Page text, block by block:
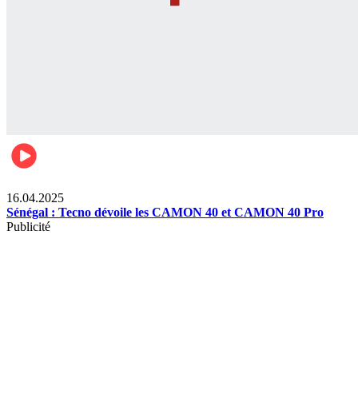
16.04.2025
Sénégal : Tecno dévoile les CAMON 40 et CAMON 40 Pro
Publicité